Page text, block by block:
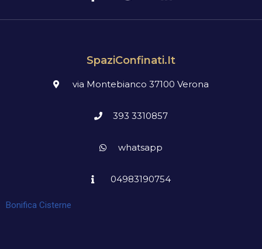
SpaziConfinati.it
via Montebianco 37100 Verona
393 3310857
whatsapp
04983190754
Bonifica Cisterne